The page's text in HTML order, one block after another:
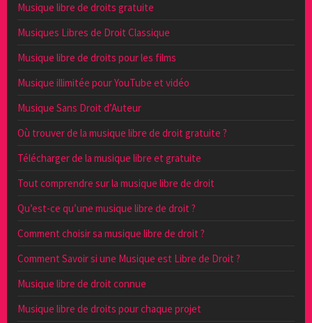
Musique libre de droits gratuite
Musiques Libres de Droit Classique
Musique libre de droits pour les films
Musique illimitée pour YouTube et vidéo
Musique Sans Droit d’Auteur
Où trouver de la musique libre de droit gratuite ?
Télécharger de la musique libre et gratuite
Tout comprendre sur la musique libre de droit
Qu’est-ce qu’une musique libre de droit ?
Comment choisir sa musique libre de droit ?
Comment Savoir si une Musique est Libre de Droit ?
Musique libre de droit connue
Musique libre de droits pour chaque projet